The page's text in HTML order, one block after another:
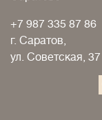
+7 987 335 87 86
г. Саратов,
ул. Советская, 37